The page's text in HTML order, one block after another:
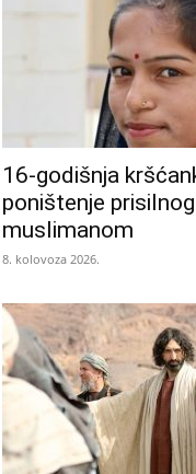
16-godišnja
poništenje
muslimanom
8. kolovoza 2026.